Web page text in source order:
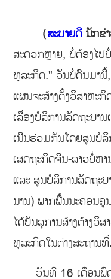
（ສະບາຍດີນັກຂ່
ສະດວກຫຼາຍ, ບໍ່ຕ້ອງໄປ
ທຸລະກິດ." ວັນບໍ່ດົນມານີ້
ແຜນຈະສ້າງຕັ້ງວິສາຫະ
ເລື່ອງບໍລິການລັດຖະບາ
ເນີນຮ່ວມກັນໂດຍສູນບໍ
ເສດຖະກິດຈີນ-ລາວບໍ່ຫາ
ແລະ ສູນບໍລິການລັດຖະ
ນານ) ພາກພື້ນນະຄອນຄູ
ໄດ້ບັນລຸການສ້າງຕ້າງວິ
ທຸລະກິດໃນຕ່າງສະຖານທີ່.
ວັນທີ 16 ເດືອນພຶ